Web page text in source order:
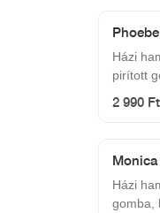
Házi
pirított
2 990 Ft
Házi
gomba,